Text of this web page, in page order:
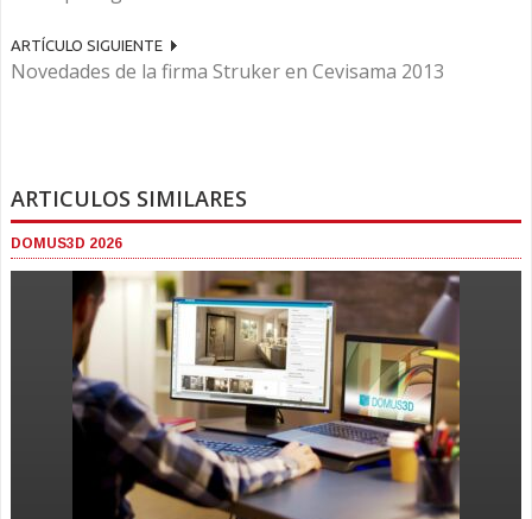
ARTÍCULO SIGUIENTE
Novedades de la firma Struker en Cevisama 2013
ARTICULOS SIMILARES
DOMUS3D 2026